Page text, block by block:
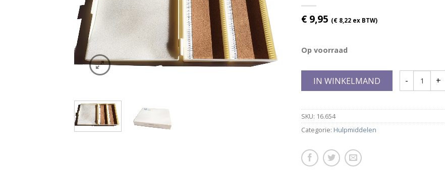
€ 9,95 (€ 8,22 ex BTW)
Op voorraad
IN WINKELMAND
SKU: 16.654
Categorie: Hulpmiddelen